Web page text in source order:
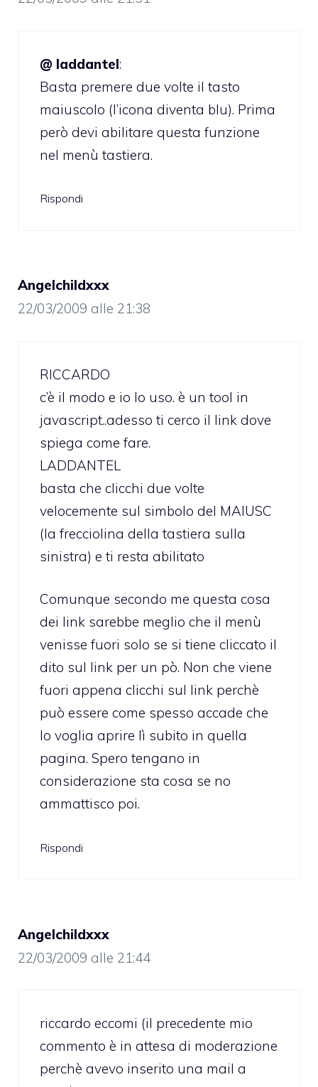
@ laddantel:
Basta premere due volte il tasto
maiuscolo (l’icona diventa blu). Prima
però devi abilitare questa funzione
nel menù tastiera.
Rispondi
Angelchildxxx
22/03/2009 alle 21:38
RICCARDO
c’è il modo e io lo uso. è un tool in
javascript..adesso ti cerco il link dove
spiega come fare.
LADDANTEL
basta che clicchi due volte
velocemente sul simbolo del MAIUSC
(la frecciolina della tastiera sulla
sinistra) e ti resta abilitato
Comunque secondo me questa cosa
dei link sarebbe meglio che il menù
venisse fuori solo se si tiene cliccato il
dito sul link per un pò. Non che viene
fuori appena clicchi sul link perchè
può essere come spesso accade che
lo voglia aprire lì subito in quella
pagina. Spero tengano in
considerazione sta cosa se no
ammattisco poi.
Rispondi
Angelchildxxx
22/03/2009 alle 21:44
riccardo eccomi (il precedente mio
commento è in attesa di moderazione
perchè avevo inserito una mail a